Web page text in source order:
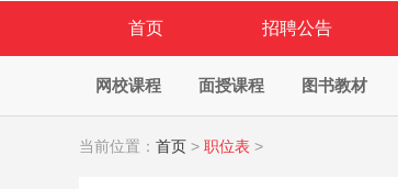
首页 招聘公告
网校课程 面授课程 图书教材
当前位置： 首页 > 职位表 >